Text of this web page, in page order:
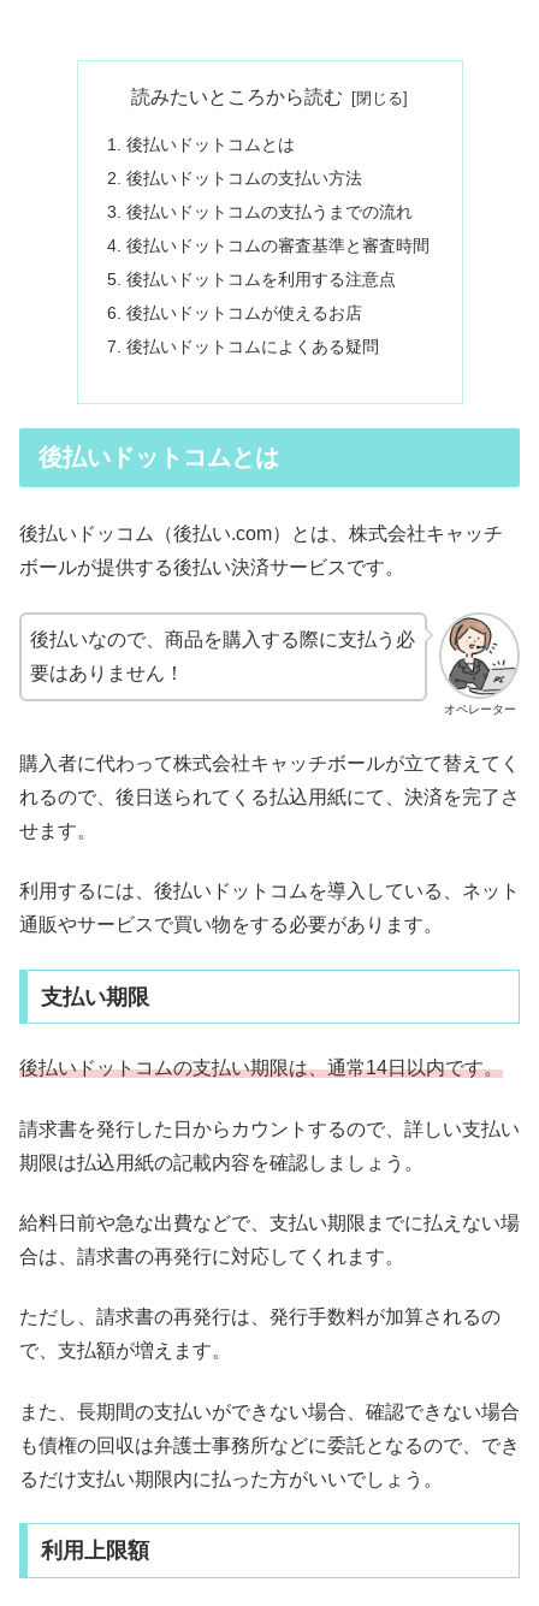
読みたいところから読む
後払いドットコムとは
後払いドットコムの支払い方法
後払いドットコムの支払うまでの流れ
後払いドットコムの審査基準と審査時間
後払いドットコムを利用する注意点
後払いドットコムが使えるお店
後払いドットコムによくある疑問
後払いドットコムとは
後払いドッコム（後払い.com）とは、株式会社キャッチ
ボールが提供する後払い決済サービスです。
オペレーター
後払いなので、商品を購入する際に支払う必
要はありません！
購入者に代わって株式会社キャッチボールが立て替えてく
れるので、後日送られてくる払込用紙にて、決済を完了さ
せます。
利用するには、後払いドットコムを導入している、ネット
通販やサービスで買い物をする必要があります。
支払い期限
後払いドットコムの支払い期限は、通常14日以内です。
請求書を発行した日からカウントするので、詳しい支払い
期限は払込用紙の記載内容を確認しましょう。
給料日前や急な出費などで、支払い期限までに払えない場
合は、請求書の再発行に対応してくれます。
ただし、請求書の再発行は、発行手数料が加算されるの
で、支払額が増えます。
また、長期間の支払いができない場合、確認できない場合
も債権の回収は弁護士事務所などに委託となるので、でき
るだけ支払い期限内に払った方がいいでしょう。
利用上限額